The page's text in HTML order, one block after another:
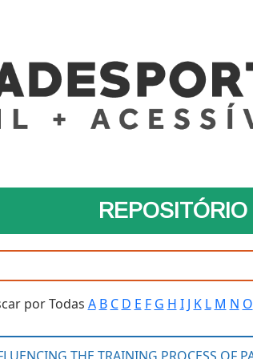
REPOSITÓRIO
por Todas A B C D E F G H I J K L M N O